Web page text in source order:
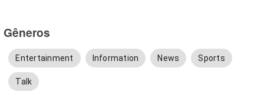
Gêneros
Entertainment Information News Sports
Talk